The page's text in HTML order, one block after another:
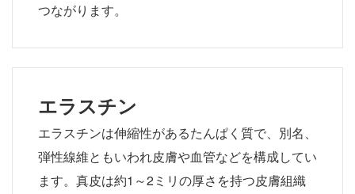
つながります。
エラスチン
エラスチンは伸縮性があるたんぱく質で、別名、
弾性線維ともいわれ皮膚や血管などを構成してい
ます。真皮は約1～2ミリの厚さを持つ皮膚組織